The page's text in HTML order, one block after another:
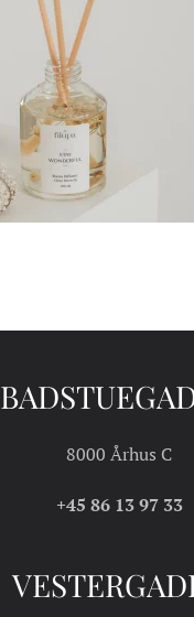
8000 Århus C
+45 86 13 97 33